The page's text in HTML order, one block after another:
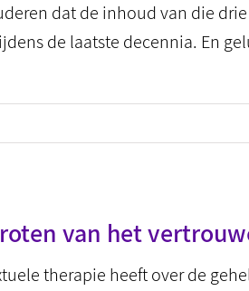
dat de inhoud van die
de laatste decennia. En
van het
therapie heeft over de